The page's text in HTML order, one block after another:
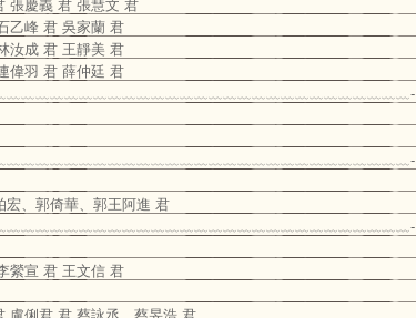
張慶義 君 張慧文 君
乙峰 君 吳家蘭 君
汝成 君 王靜美 君
偉羽 君 薛仲廷 君
宏、郭倚華、郭王阿進 君
縈宣 君 王文信 君